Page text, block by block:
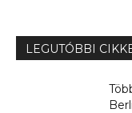
LEGUTÓBBI